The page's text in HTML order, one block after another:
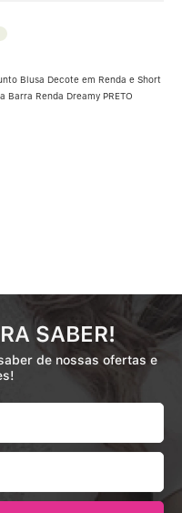
Blusa Decote em Renda e Short
Barra Renda Dreamy PRETO
SABER!
de nossas ofertas e